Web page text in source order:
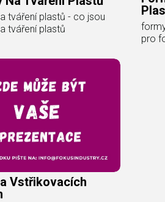
tváření plastů - co jsou
tváření plastů
pro
Vstřikovacích